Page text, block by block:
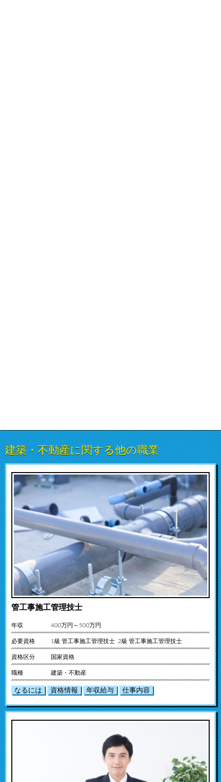
建築・不動産に関する他の職業
管工事施工管理技士
年収 400万円～500万円
必要資格 1級 管工事施工管理技士 2級 管工事施工管理技士
資格区分 国家資格
職種 建築・不動産
なるには 資格情報 年収給与 仕事内容